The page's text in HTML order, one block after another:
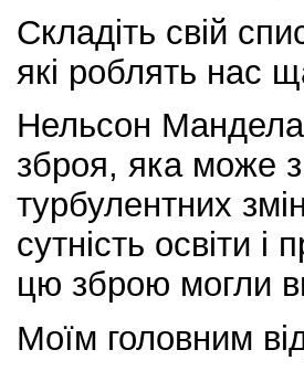
Складіть свій
які роблять нас
Нельсон
зброя, яка може
турбулентних
сутність освіти
цю зброю могли
Моїм головним